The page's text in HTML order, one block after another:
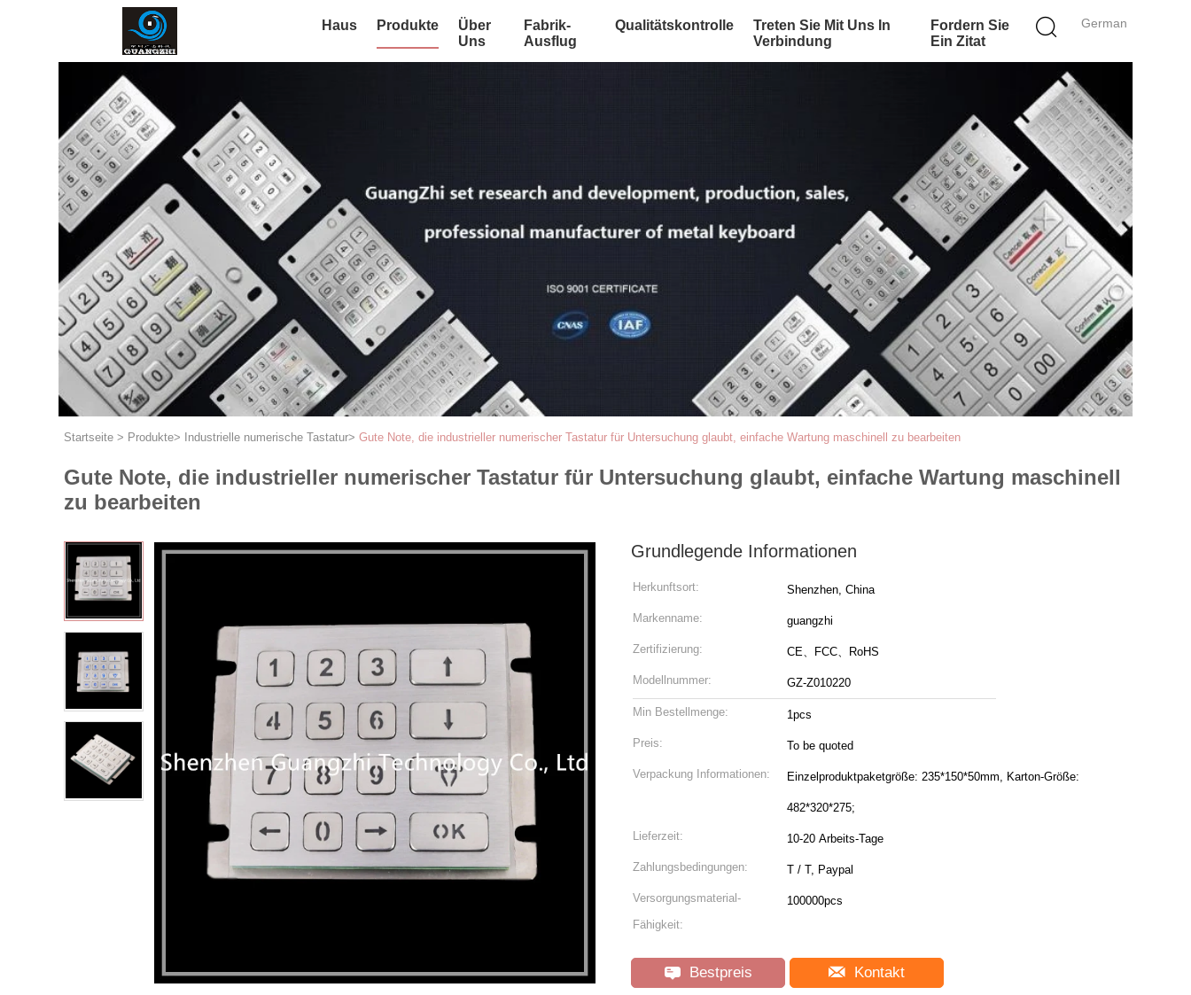
German
Haus Produkte
Über
Uns
Fabrik-
Ausflug
Qualitätskontrolle
Treten Sie Mit Uns In
Verbindung
Fordern Sie
Ein Zitat
Startseite > Produkte> Industrielle numerische Tastatur> Gute Note, die industrieller numerischer Tastatur für Untersuchung glaubt, einfache Wartung maschinell zu bearbeiten
Gute Note, die industrieller numerischer Tastatur für Untersuchung glaubt, einfache Wartung maschinell
zu bearbeiten
Grundlegende Informationen
Herkunftsort: Shenzhen, China
Markenname: guangzhi
Zertifizierung: CE、FCC、RoHS
Modellnummer: GZ-Z010220
Min Bestellmenge: 1pcs
Preis: To be quoted
Verpackung Informationen: Einzelproduktpaketgröße: 235*150*50mm, Karton-Größe:
482*320*275;
Lieferzeit: 10-20 Arbeits-Tage
Zahlungsbedingungen: T / T, Paypal
Versorgungsmaterial-
Fähigkeit:
100000pcs
Bestpreis Kontakt